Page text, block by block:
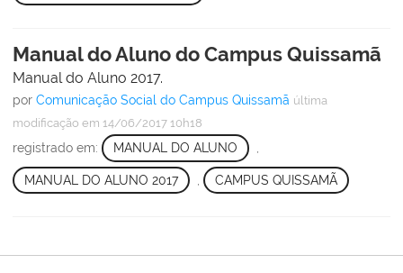
Manual do Aluno do Campus Quissamã
Manual do Aluno 2017.
por Comunicação Social do Campus Quissamã última
modificação em 14/06/2017 10h18
registrado em: MANUAL DO ALUNO ,
MANUAL DO ALUNO 2017 CAMPUS QUISSAMÃ